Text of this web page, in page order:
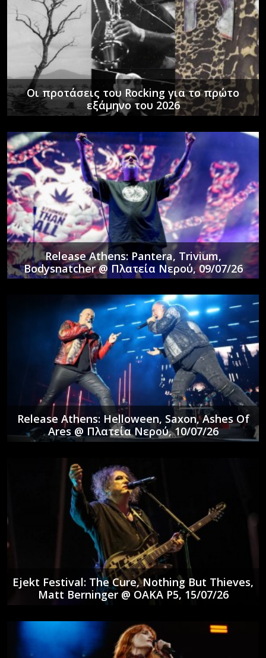
Οι προτάσεις του Rocking για το πρώτο
εξάμηνο του 2026
Release Athens: Pantera, Trivium,
Bodysnatcher @ Πλατεία Νερού, 09/07/26
Release Athens: Helloween, Saxon, Ashes Of
Ares @ Πλατεία Νερού, 10/07/26
Ejekt Festival: The Cure, Nothing But Thieves,
Matt Berninger @ ΟΑΚΑ P5, 15/07/26